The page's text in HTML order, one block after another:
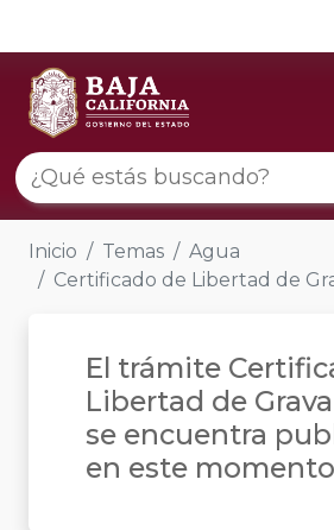
Inicio Temas
Agua
Certificado de Libertad de
El trámite
Libertad de
se encuentra
en este